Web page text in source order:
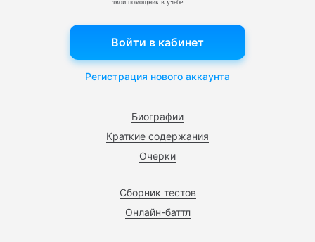
твой помощник в учебе
Биографии
Краткие содержания
Очерки
Сборник тестов
Онлайн-баттл
Войти в кабинет
Регистрация нового аккаунта